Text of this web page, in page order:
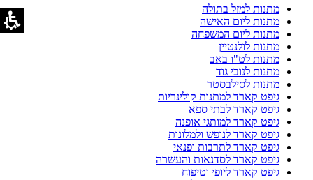
מתנות למזל בתולה
מתנות ליום האישה
מתנות ליום המשפחה
מתנות לולנטיין
מתנות לט"ו באב
מתנות לנובי גוד
מתנות לסילבסטר
גיפט קארד למתנות קולינריות
גיפט קארד לבתי ספא
גיפט קארד למותגי אופנה
גיפט קארד לנופש ולמלונות
גיפט קארד לתרבות ופנאי
גיפט קארד לסדנאות והעשרה
גיפט קארד ליופי וטיפוח